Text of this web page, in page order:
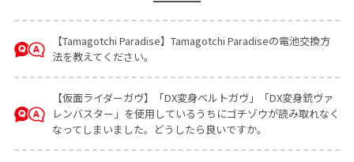
【Tamagotchi Paradise】Tamagotchi Paradiseの電池交換方
法を教えてください。
【仮面ライダーガヴ】「DX変身ベルトガヴ」「DX変身銃ヴァ
レンバスター」を使用しているうちにゴチゾウが読み取れなく
なってしまいました。どうしたら良いですか。